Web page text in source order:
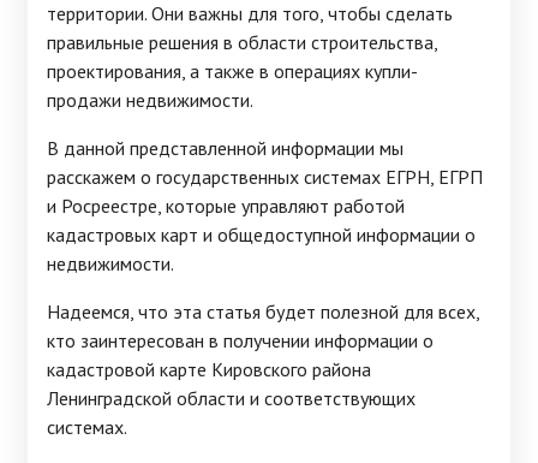
территории. Они важны для того, чтобы сделать
правильные решения в области строительства,
проектирования, а также в операциях купли-
продажи недвижимости.
В данной представленной информации мы
расскажем о государственных системах ЕГРН, ЕГРП
и Росреестре, которые управляют работой
кадастровых карт и общедоступной информации о
недвижимости.
Надеемся, что эта статья будет полезной для всех,
кто заинтересован в получении информации о
кадастровой карте Кировского района
Ленинградской области и соответствующих
системах.